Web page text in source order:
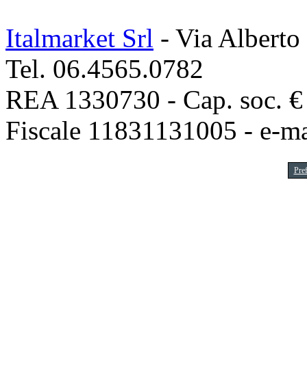
Italmarket Srl - Via Alberto
Tel. 06.4565.0782
REA 1330730 - Cap. soc.
Fiscale 11831131005 - e-